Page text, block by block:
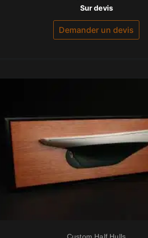
Note
0
sur
Sur devis
Demander un devis
Custom Half Hulls